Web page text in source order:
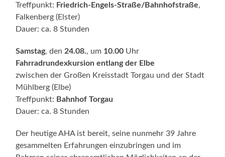
Treffpunkt: Friedrich-Engels-Straße/Bahnhofstraße,
Falkenberg (Elster)
Dauer: ca. 8 Stunden
Samstag, den 24.08., um 10.00 Uhr
Fahrradrundexkursion entlang der Elbe
zwischen der Großen Kreisstadt Torgau und der Stadt
Mühlberg (Elbe)
Treffpunkt: Bahnhof Torgau
Dauer: ca. 8 Stunden
Der heutige AHA ist bereit, seine nunmehr 39 Jahre
gesammelten Erfahrungen einzubringen und im